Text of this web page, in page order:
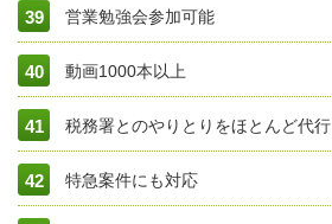
営業勉強会参加可能
動画1000本以上
税務署とのやりとりをほとんど代行
特急案件にも対応